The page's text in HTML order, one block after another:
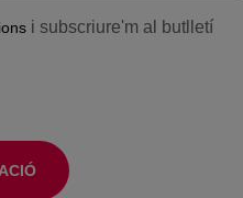
i subscriure'm al butlletí